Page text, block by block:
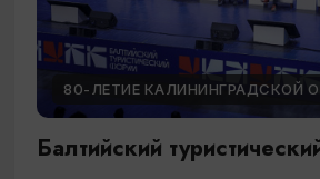
80-ЛЕТИЕ КАЛИНИНГРАДСКОЙ
Балтийский